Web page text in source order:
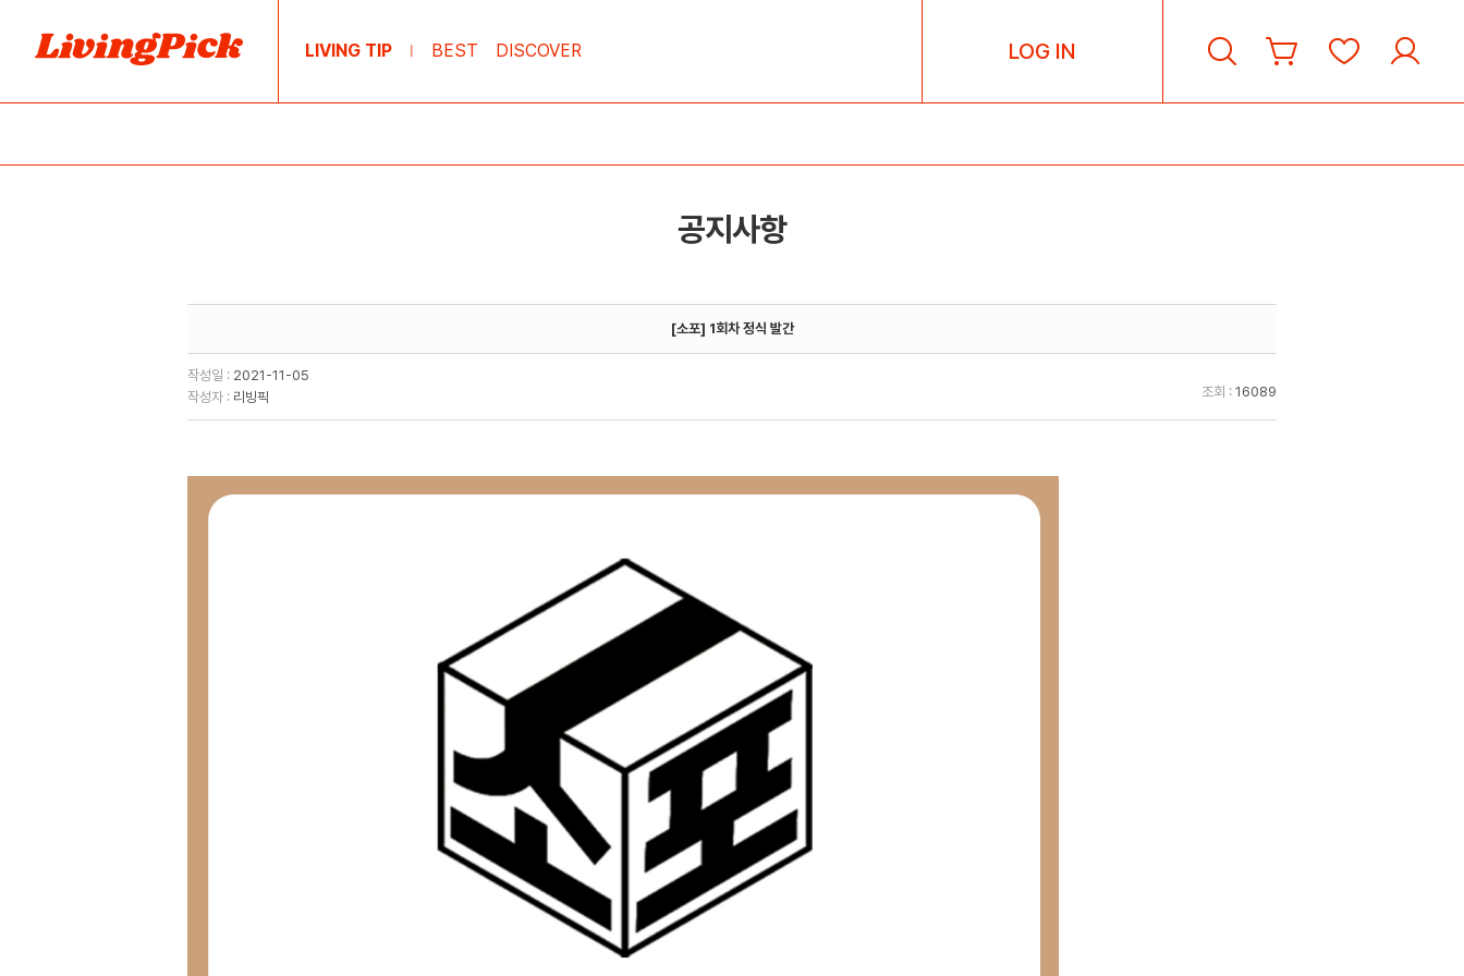
LIVING TIP | BEST DISCOVER LOG IN
공지사항
[소포] 1회차 정식 발간
작성일 : 2021-11-05
작성자 : 리빙픽 조회 : 16089